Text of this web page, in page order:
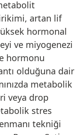
artan lif
hormonal
ve miyogenezi
hormonu
olduğuna dair
metabolik
veya drop
stres
tekniği